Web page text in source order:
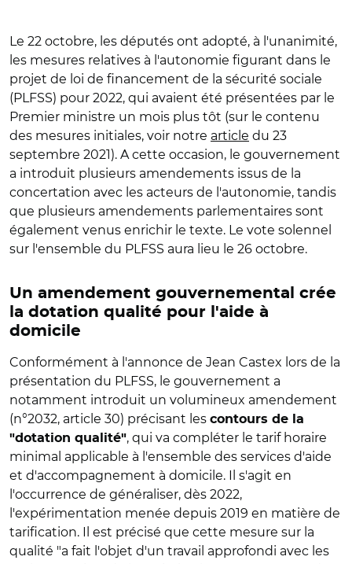
Le 22 octobre, les députés ont adopté, à l'unanimité,
les mesures relatives à l'autonomie figurant dans le
projet de loi de financement de la sécurité sociale
(PLFSS) pour 2022, qui avaient été présentées par le
Premier ministre un mois plus tôt (sur le contenu
des mesures initiales, voir notre article du 23
septembre 2021). A cette occasion, le gouvernement
a introduit plusieurs amendements issus de la
concertation avec les acteurs de l'autonomie, tandis
que plusieurs amendements parlementaires sont
également venus enrichir le texte. Le vote solennel
sur l'ensemble du PLFSS aura lieu le 26 octobre.
Un amendement gouvernemental crée
la dotation qualité pour l'aide à
domicile
Conformément à l'annonce de Jean Castex lors de la
présentation du PLFSS, le gouvernement a
notamment introduit un volumineux amendement
(n°2032, article 30) précisant les contours de la
"dotation qualité", qui va compléter le tarif horaire
minimal applicable à l'ensemble des services d'aide
et d'accompagnement à domicile. Il s'agit en
l'occurrence de généraliser, dès 2022,
l'expérimentation menée depuis 2019 en matière de
tarification. Il est précisé que cette mesure sur la
qualité "a fait l'objet d'un travail approfondi avec les